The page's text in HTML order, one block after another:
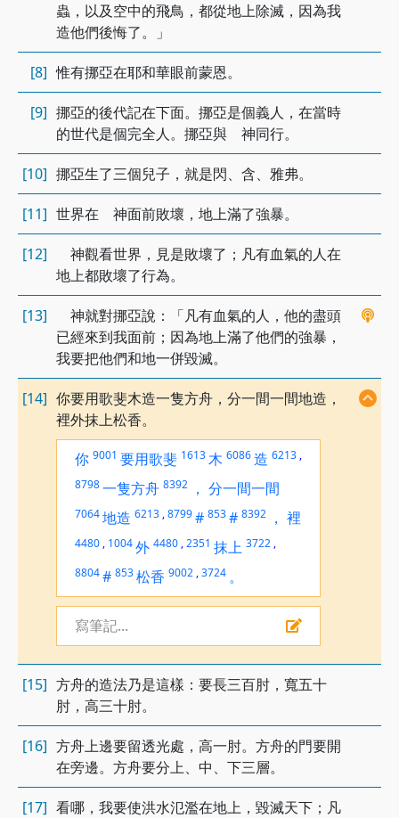
蟲，以及空中的飛鳥，都從地上除滅，因為我
造他們後悔了。」
[8] 惟有挪亞在耶和華眼前蒙恩。
[9] 挪亞的後代記在下面。挪亞是個義人，在當時
的世代是個完全人。挪亞與 神同行。
[10] 挪亞生了三個兒子，就是閃、含、雅弗。
[11] 世界在 神面前敗壞，地上滿了強暴。
[12]
神觀看世界，見是敗壞了；凡有血氣的人在
地上都敗壞了行為。
[13]
神就對挪亞說：「凡有血氣的人，他的盡頭
已經來到我面前；因為地上滿了他們的強暴，
我要把他們和地一併毀滅。
[14] 你要用歌斐木造一隻方舟，分一間一間地造，
裡外抹上松香。
你 9001 要用歌斐 1613木 6086造 6213 ,
8798一隻方舟 8392 ， 分一間一間
7064地造 6213 ,8799# 853# 8392 ， 裡
4480 , 1004外 4480 ,2351 抹上 3722 ,
8804# 853松香 9002 ,3724 。
寫筆記...
[15] 方舟的造法乃是這樣：要長三百肘，寬五十
肘，高三十肘。
[16] 方舟上邊要留透光處，高一肘。方舟的門要開
在旁邊。方舟要分上、中、下三層。
[17] 看哪，我要使洪水氾濫在地上，毀滅天下；凡